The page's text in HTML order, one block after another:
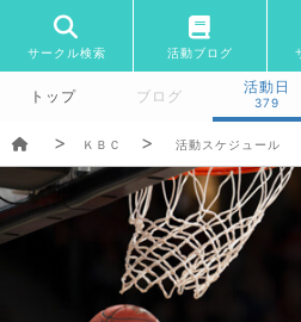
サークル検索 活動ブログ
トップ ブログ
活動日
379
ＫＢＣ 活動スケジュール